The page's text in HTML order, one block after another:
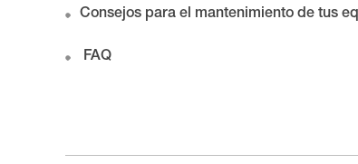
Consejos para el mantenimiento de tus
FAQ